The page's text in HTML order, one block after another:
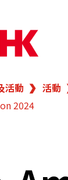
勢
活動 活動
2024